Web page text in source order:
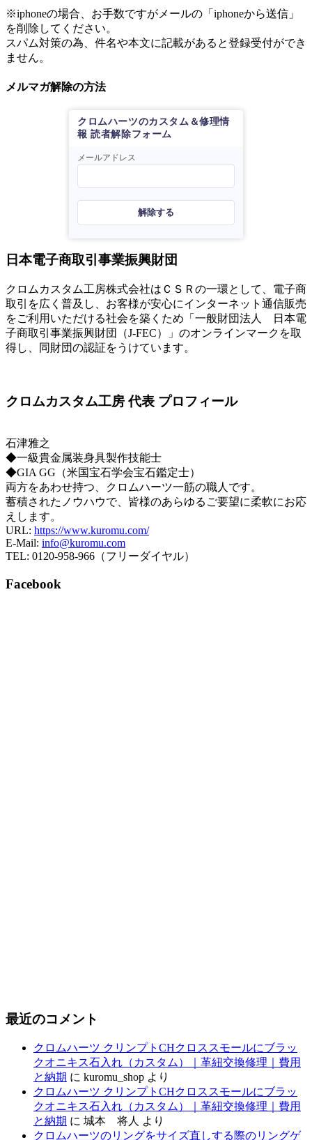
※iphoneの場合、お手数ですがメールの「iphoneから送信」
を削除してください。
スパム対策の為、件名や本文に記載があると登録受付ができ
ません。
メルマガ解除の方法
クロムハーツのカスタム＆修理情
報 読者解除フォーム
メールアドレス
解除する
日本電子商取引事業振興財団
クロムカスタム工房株式会社はＣＳＲの一環として、電子商
取引を広く普及し、お客様が安心にインターネット通信販売
をご利用いただける社会を築くため「一般財団法人 日本電
子商取引事業振興財団（J-FEC）」のオンラインマークを取
得し、同財団の認証をうけています。
クロムカスタム工房 代表 プロフィール
石津雅之
◆一級貴金属装身具製作技能士
◆GIA GG（米国宝石学会宝石鑑定士）
両方をあわせ持つ、クロムハーツ一筋の職人です。
蓄積されたノウハウで、皆様のあらゆるご要望に柔軟にお応
えします。
URL: https://www.kuromu.com/
E-Mail: info@kuromu.com
TEL: 0120-958-966（フリーダイヤル）
Facebook
最近のコメント
クロムハーツ クリンプトCHクロススモールにブラッ
クオニキス石入れ（カスタム）｜革紐交換修理｜費用
と納期 に kuromu_shop より
クロムハーツ クリンプトCHクロススモールにブラッ
クオニキス石入れ（カスタム）｜革紐交換修理｜費用
と納期 に 城本 将人 より
クロムハーツのリングをサイズ直しする際のリングゲ